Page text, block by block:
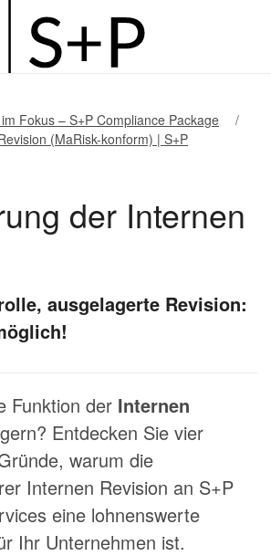
Fokus – S+P Compliance Package
(MaRisk-konform) | S+P
der Internen
ausgelagerte Revision:
Funktion der Internen
Entdecken Sie vier
warum die
Internen Revision an S+P
eine lohnenswerte
Ihr Unternehmen ist.